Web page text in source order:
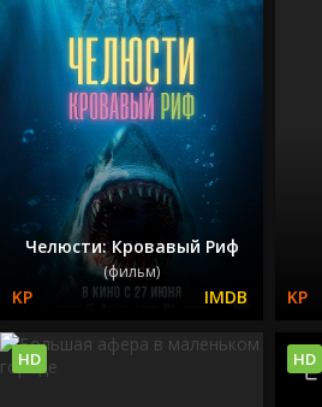
Челюсти: Кровавый Риф
(фильм)
HD HD